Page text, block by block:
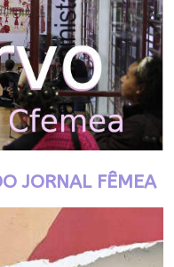
JORNAL FÊMEA